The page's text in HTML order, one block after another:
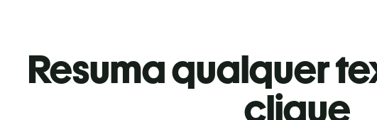
Resuma qualquer
clique